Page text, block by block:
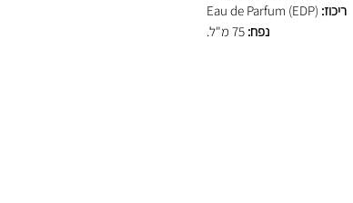
ריכוז:
נפח: